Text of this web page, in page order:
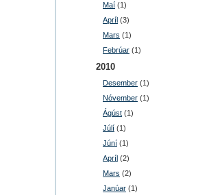
Maí (1)
Apríl (3)
Mars (1)
Febrúar (1)
2010
Desember (1)
Nóvember (1)
Ágúst (1)
Júlí (1)
Júní (1)
Apríl (2)
Mars (2)
Janúar (1)